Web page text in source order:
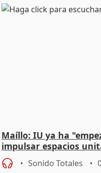
Maíllo: IU ya ha
impulsar espacios
Sonido Totales